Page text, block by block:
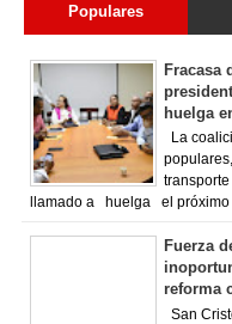
Populares
Fracasa
huelga
La
llamado a huelga el próximo
Fuerza
reforma
San